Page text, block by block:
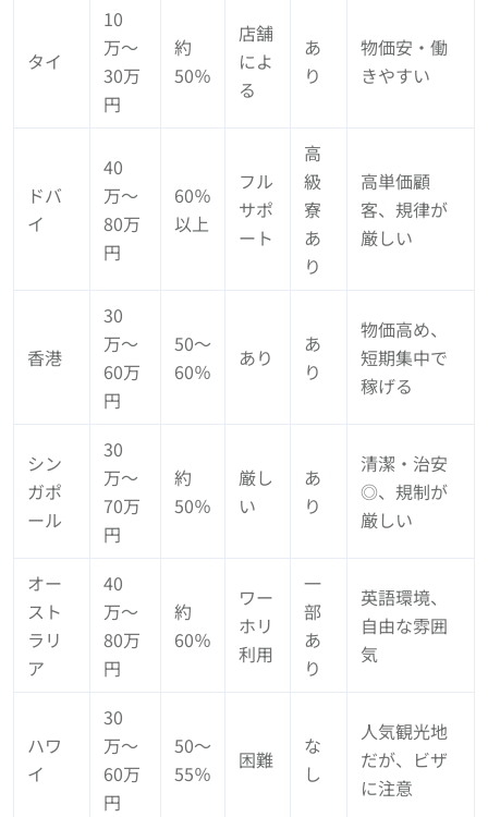
タイ
10
万〜
30万
円
約
50％
店舗
によ
る
あ
り
物価安・働
きやすい
ドバ
イ
40
万〜
80万
円
60％
以上
フル
サポ
ート
高
級
寮
あ
り
高単価顧
客、規律が
厳しい
香港
30
万〜
60万
円
50〜
60％
あり
あ
り
物価高め、
短期集中で
稼げる
シン
ガポ
ール
30
万〜
70万
円
約
50％
厳し
い
あ
り
清潔・治安
◎、規制が
厳しい
オー
スト
ラリ
ア
40
万〜
80万
円
約
60％
ワー
ホリ
利用
一
部
あ
り
英語環境、
自由な雰囲
気
ハワ
イ
30
万〜
60万
円
50〜
55％
困難
な
し
人気観光地
だが、ビザ
に注意